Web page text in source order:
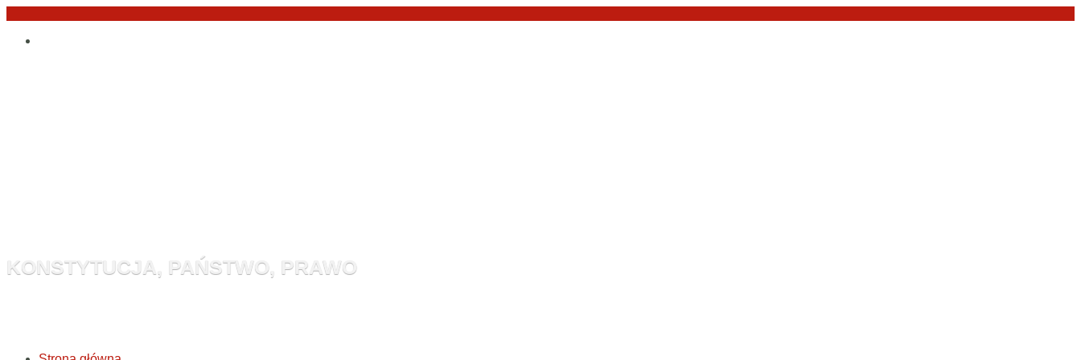
Przejdź
KONSTYTUCJA, PAŃSTWO, PRAWO